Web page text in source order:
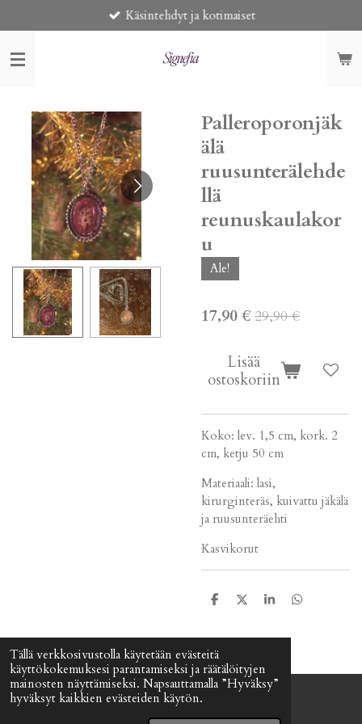
Tällä verkkosivustolla käytetään evästeitä
käyttökokemuksesi parantamiseksi ja räätälöityjen
mainosten näyttämiseksi. Napsauttamalla ”Hyväksy”
hyväksyt kaikkien evästeiden käytön.
pääsisältöön
Käsintehdyt ja kotimaiset
Palleroporonjäk
älä
ruusunterälehde
llä
reunuskaulakor
u
Ale!
17,90 € 29,90 €
Lisää
ostoskoriin
Koko: lev. 1,5 cm, kork. 2
cm, ketju 50 cm
Materiaali: lasi,
kirurginteräs, kuivattu jäkälä
ja ruusunteräehti
Kasvikorut
J
J
J
J
© 2024 - 2026 Signefia